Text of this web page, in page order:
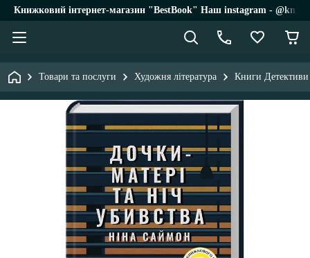
Книжковий інтернет-магазин "BestBook" Наш instagram -
Товари та послуги Художня література Книги Детективи